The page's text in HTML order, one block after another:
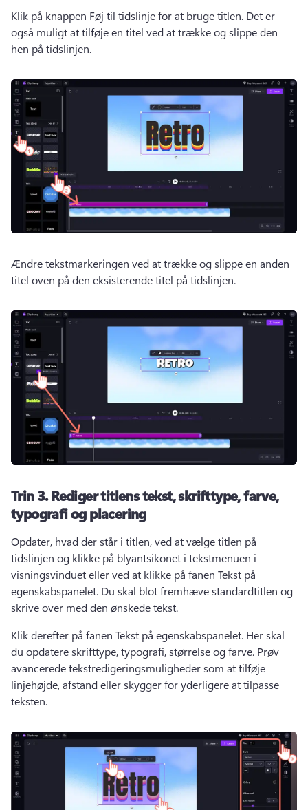
Klik på knappen Føj til tidslinje for at bruge titlen. Det er
også muligt at tilføje en titel ved at trække og slippe den
hen på tidslinjen.
Ændre tekstmarkeringen ved at trække og slippe en anden
titel oven på den eksisterende titel på tidslinjen.
Trin 3.Rediger titlens tekst, skrifttype, farve,
typografi og placering
Opdater, hvad der står i titlen, ved at vælge titlen på
tidslinjen og klikke på blyantsikonet i tekstmenuen i
visningsvinduet eller ved at klikke på fanen Tekst på
egenskabspanelet. Du skal blot fremhæve standardtitlen og
skrive over med den ønskede tekst.
Klik derefter på fanen Tekst på egenskabspanelet. Her skal
du opdatere skrifttype, typografi, størrelse og farve. Prøv
avancerede tekstredigeringsmuligheder som at tilføje
linjehøjde, afstand eller skygger for yderligere at tilpasse
teksten.